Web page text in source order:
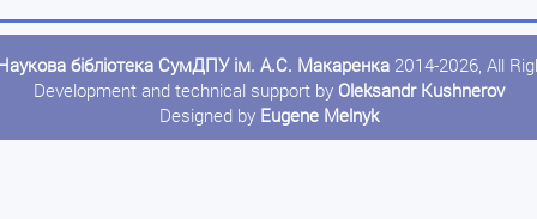
бібліотека СумДПУ ім. А.С. Макаренка 2014-2026, All
Development and technical support by Oleksandr Kushnerov
Designed by Eugene Melnyk